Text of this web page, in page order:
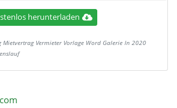
herunterladen
Mietvertrag Vermieter Vorlage Word Galerie In 2020